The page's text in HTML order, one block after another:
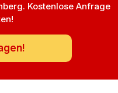
Kostenlose Anfrage